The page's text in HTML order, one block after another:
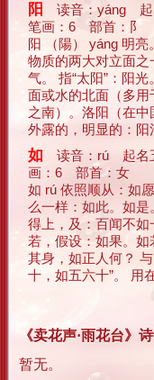
阳 读音：yáng 起
笔画：6 部首：阝
阳 （陽） yáng 明
物质的两大对立面之
气。 指“太阳”：阳
面或水的北面（多
之南）。洛阳（在中
外露的，明显的：阳
如 读音：rú 起名
画：6 部首：女
如 rú 依照顺从：如
么一样：如此。如
得上，及：百闻不
若，假设：如果。
其身，如正人何？
十，如五六十”。 用
《卖花声·雨花台》
暂无。